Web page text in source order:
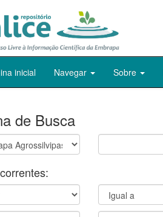
inicial Navegar Sobre
de Busca